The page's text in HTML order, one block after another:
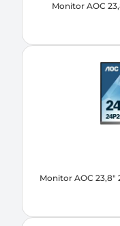
Monitor AOC
Monitor AOC 23,8"